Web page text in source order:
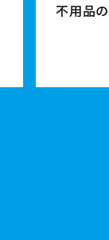
不用品